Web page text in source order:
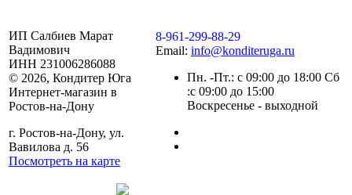
ИП Салбиев Марат
Вадимович
ИНН 231006286088
© 2026, Кондитер Юга
Интернет-магазин в
Ростов-на-Дону
г. Ростов-на-Дону, ул.
Вавилова д. 56
Посмотреть на карте
8-961-299-88-29
Email: info@konditeruga.ru
Пн. -Пт.: с 09:00 до 18:00 Сб
:с 09:00 до 15:00
Воскресенье - выходной